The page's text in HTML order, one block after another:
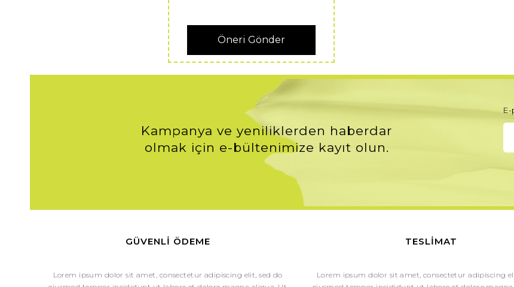
Öneri Gönder
Kampanya ve yeniliklerden haberdar
olmak için e-bültenimize kayıt olun.
GÜVENLI ÖDEME
Lorem ipsum dolor sit amet, consectetur adipiscing elit, sed do
TESLIMAT
Lorem ipsum dolor sit amet, consectetur adipiscing